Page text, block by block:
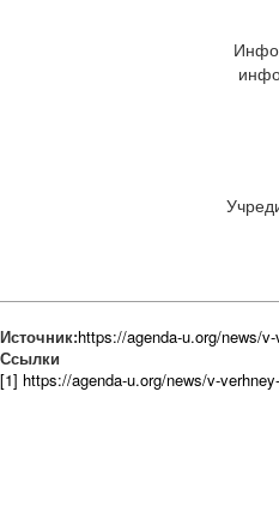
Источник:https://agenda-u.org/news/
Ссылки
[1] https://agenda-u.org/news/v-